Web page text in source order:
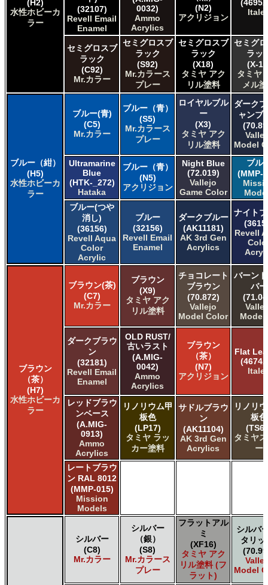
タミヤ タミヤスプレー
ＧＳＩクレオス Mr.カラー
ＧＳＩクレオス Mr.カラー GX
ＧＳＩクレオス Mr.カラー 色ノ源
ＧＳＩクレオス Mr.カラー スーパーメタリック
ＧＳＩクレオス Mr.カラー スーパーメタリック 2
ＧＳＩクレオス Mr.カラースプレー
ＧＳＩクレオス Mr.クリスタルカラー
ＧＳＩクレオス Mr.サーフェイサー/プライマー
ＧＳＩクレオス Mr.トップコート
ＧＳＩクレオス Mr.メタルカラー
ＧＳＩクレオス アクリジョン
ＧＳＩクレオス ガンダムカラー
ＧＳＩクレオス ガンダムカラースプレー
ＧＳＩクレオス ガンダムマーカー
ＧＳＩクレオス 水性ホビーカラー
(H2)
水性ホビーカ
ラー
(32107)
Revell Email
Enamel
0032)
Ammo
Acrylics
(N2)
アクリジョン
セミグロスブ
ラック
(C92)
Mr.カラー
セミグロスブ
ラック
(S92)
Mr.カラース
プレー
セミグロスブ
ラック
(X18)
タミヤ アク
リル塗料
セミグ
ラッ
(X-
タミヤ
メル
ブルー（紺）
(H5)
水性ホビーカ
ラー
ブルー(青)
(C5)
Mr.カラー
ブルー（青）
(S5)
Mr.カラース
プレー
ロイヤルブル
ー
(X3)
タミヤ アク
リル塗料
ダーク
ャンブ
Model
Ultramarine
Blue
(HTK-_272)
Hataka
ブルー（青）
(N5)
アクリジョン
Night Blue
(72.019)
Vallejo
Game Color
ブル
(MMP-
ブルー(つや
消し)
(36156)
Revell Aqua
Color
Acrylic
ブルー
(32156)
Revell Email
Enamel
ダークブルー
(AK11181)
AK 3rd Gen
Acrylics
ナイト
Revell
ブラウン
（茶）
(H7)
水性ホビーカ
ラー
ブラウン(茶)
(C7)
Mr.カラー
ブラウン
(X9)
タミヤ アク
リル塗料
チョコレート
ブラウン
(70.872)
Vallejo
Model Color
バーン
バー
Model
ダークブラウ
ン
(32181)
Revell Email
Enamel
OLD RUST/
古いラスト
(A.MIG-
0042)
Ammo
Acrylics
ブラウン
（茶）
(N7)
アクリジョン
Flat
レッドブラウ
ンベース
(A.MIG-
0913)
Ammo
Acrylics
リノリウム甲
板色
(LP17)
タミヤ ラッ
カー塗料
サドルブラウ
ン
(AK11104)
AK 3rd Gen
Acrylics
リノリ
板色
タミヤ
ー
レートブラウ
ン RAL 8012
(MMP-015)
Mission
Models
シルバー
(C8)
Mr.カラー
シルバー
（銀）
(S8)
Mr.カラース
プレー
フラットアル
ミ
(XF16)
タミヤ アク
リル塗料 (フ
ラット)
シルバ
タリッ
Model